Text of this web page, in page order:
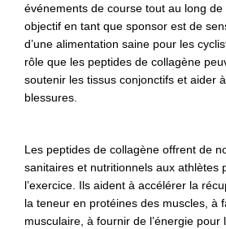
événements de course tout au long de
objectif en tant que sponsor est de
d’une alimentation saine pour les
rôle que les peptides de collagène
soutenir les tissus conjonctifs et aider
blessures.
Les peptides de collagène offrent de
sanitaires et nutritionnels aux athlètes
l’exercice. Ils aident à accélérer la
la teneur en protéines des muscles, à
musculaire, à fournir de l’énergie